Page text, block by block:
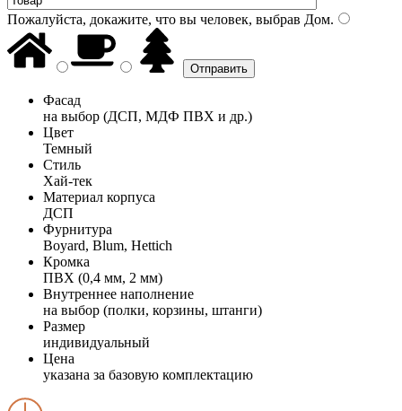
Пожалуйста, докажите, что вы человек, выбрав Дом.
Фасад
на выбор (ДСП, МДФ ПВХ и др.)
Цвет
Темный
Стиль
Хай-тек
Материал корпуса
ДСП
Фурнитура
Boyard, Blum, Hettich
Кромка
ПВХ (0,4 мм, 2 мм)
Внутреннее наполнение
на выбор (полки, корзины, штанги)
Размер
индивидуальный
Цена
указана за базовую комплектацию